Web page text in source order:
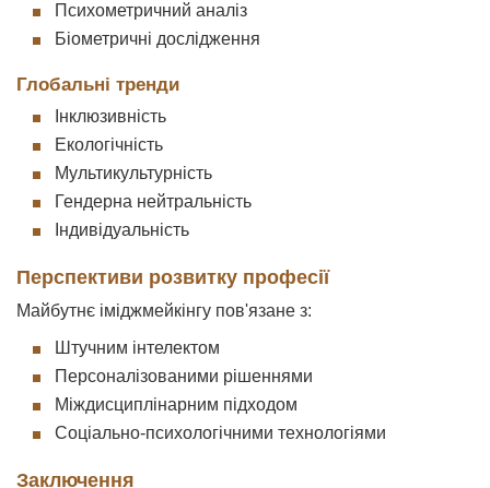
Психометричний аналіз
Біометричні дослідження
Глобальні тренди
Інклюзивність
Екологічність
Мультикультурність
Гендерна нейтральність
Індивідуальність
Перспективи розвитку професії
Майбутнє іміджмейкінгу пов'язане з:
Штучним інтелектом
Персоналізованими рішеннями
Міждисциплінарним підходом
Соціально-психологічними технологіями
Заключення